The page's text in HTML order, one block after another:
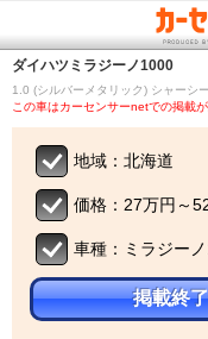
ダイハツ ミラジーノ1000
1.0 (シルバーメタリック) シャーシ
この車はカーセンサーnetでの掲載
地域：北海道
価格：27万円～
車種：ミラジー
掲載終